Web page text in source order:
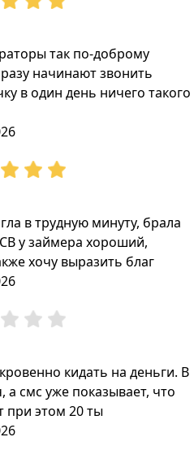
так по-доброму
начинают звонить
в один день ничего такого
в трудную минуту, брала
у займера хороший,
хочу выразить благ
кидать на деньги. В
смс уже показывает, что
при этом 20 ты